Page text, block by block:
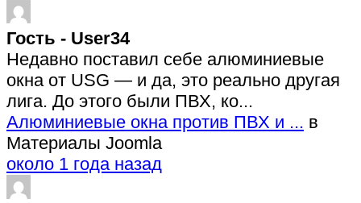
Гость - User34
Недавно поставил себе алюминиевые
окна от USG — и да, это реально другая
лига. До этого были ПВХ, ко...
Алюминиевые окна против ПВХ и ... в
Материалы Joomla
около 1 года назад